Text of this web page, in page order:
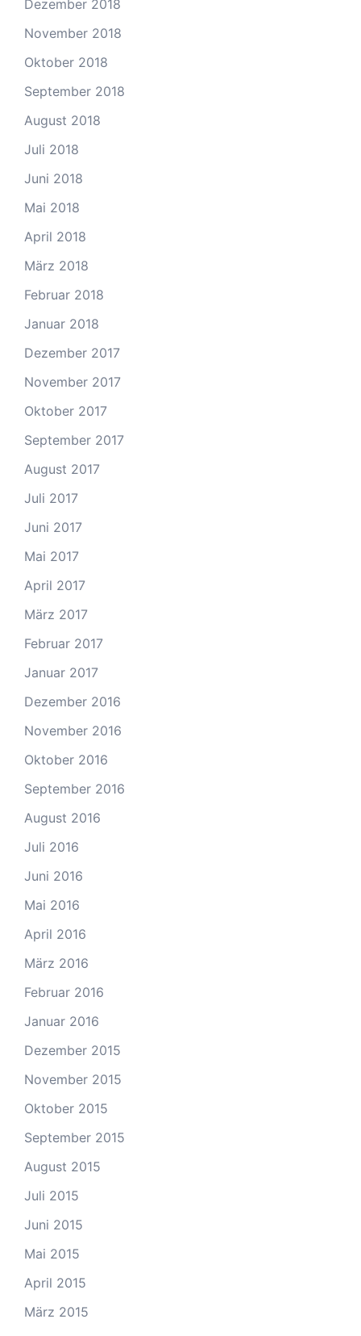
Dezember 2018
November 2018
Oktober 2018
September 2018
August 2018
Juli 2018
Juni 2018
Mai 2018
April 2018
März 2018
Februar 2018
Januar 2018
Dezember 2017
November 2017
Oktober 2017
September 2017
August 2017
Juli 2017
Juni 2017
Mai 2017
April 2017
März 2017
Februar 2017
Januar 2017
Dezember 2016
November 2016
Oktober 2016
September 2016
August 2016
Juli 2016
Juni 2016
Mai 2016
April 2016
März 2016
Februar 2016
Januar 2016
Dezember 2015
November 2015
Oktober 2015
September 2015
August 2015
Juli 2015
Juni 2015
Mai 2015
April 2015
März 2015